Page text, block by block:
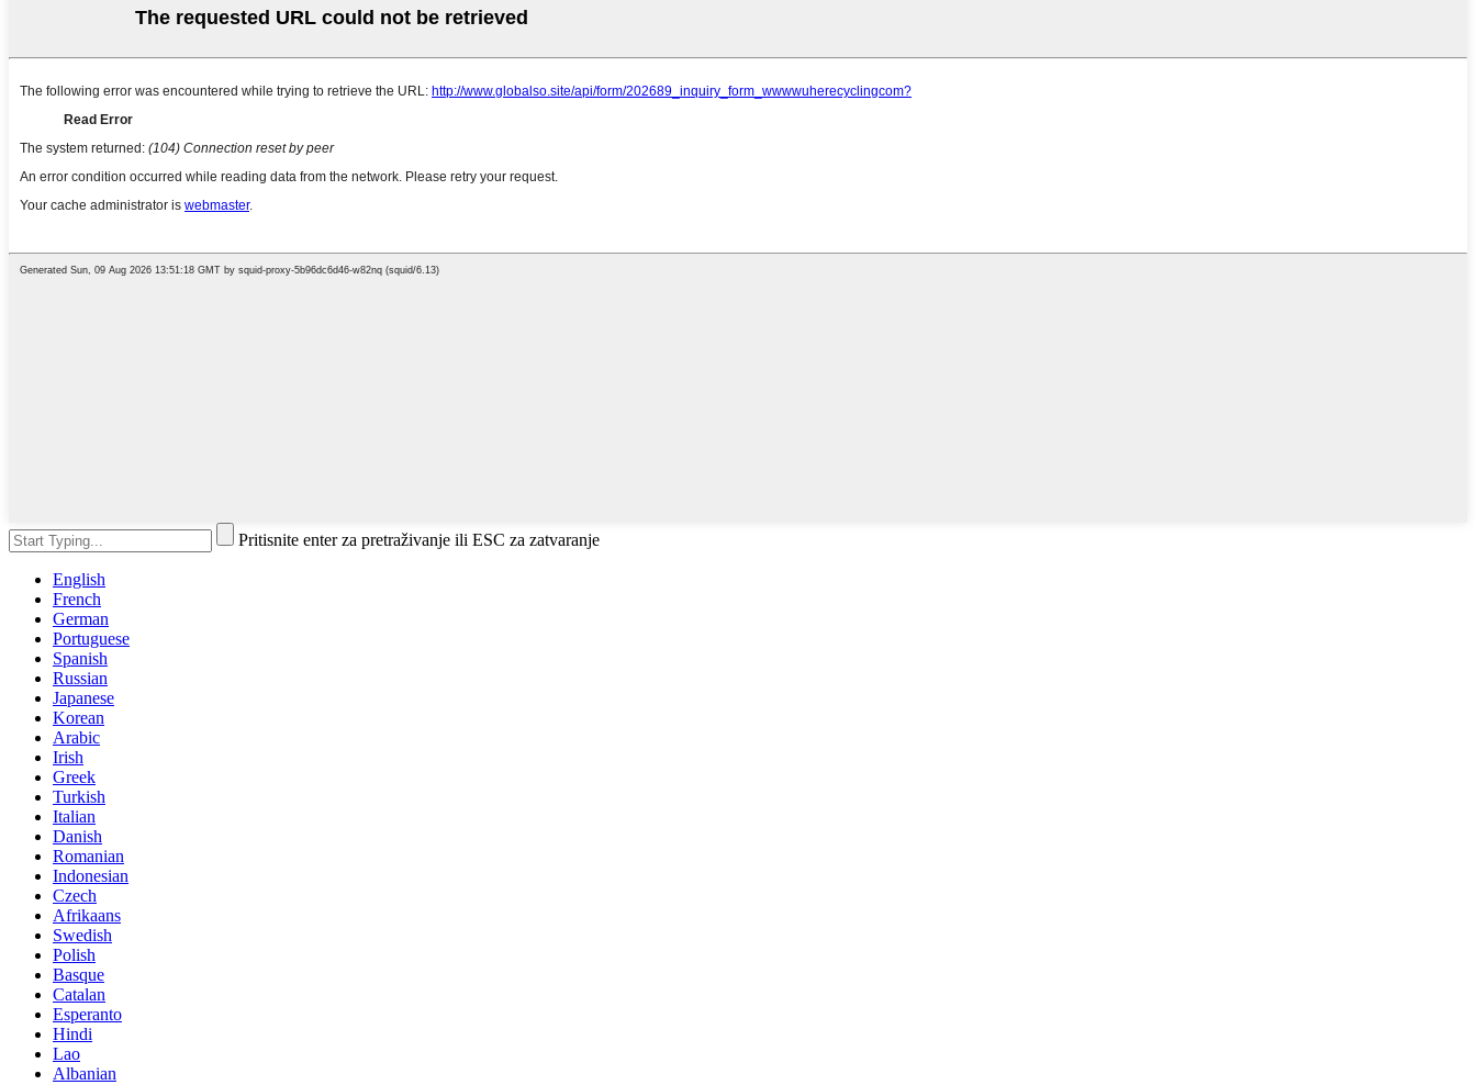
Pritisnite enter za pretraživanje ili ESC za zatvaranje
English
French
German
Portuguese
Spanish
Russian
Japanese
Korean
Arabic
Irish
Greek
Turkish
Italian
Danish
Romanian
Indonesian
Czech
Afrikaans
Swedish
Polish
Basque
Catalan
Esperanto
Hindi
Lao
Albanian